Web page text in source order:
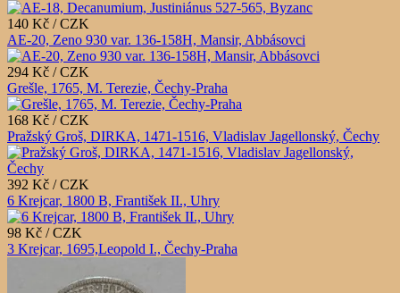
140 Kč / CZK
AE-20, Zeno 930 var. 136-158H, Mansir, Abbásovci
294 Kč / CZK
Grešle, 1765, M. Terezie, Čechy-Praha
168 Kč / CZK
Pražský Groš, DIRKA, 1471-1516, Vladislav Jagellonský, Čechy
392 Kč / CZK
6 Krejcar, 1800 B, František II., Uhry
98 Kč / CZK
3 Krejcar, 1695,Leopold I., Čechy-Praha